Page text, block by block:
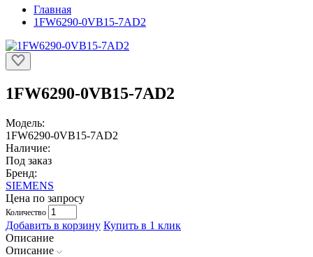
Главная
1FW6290-0VB15-7AD2
1FW6290-0VB15-7AD2
Модель:
1FW6290-0VB15-7AD2
Наличие:
Под заказ
Бренд:
SIEMENS
Цена по запросу
Количество
Добавить в корзину Купить в 1 клик
Описание
Описание